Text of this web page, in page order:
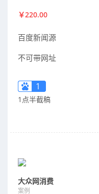
￥220.00
百度新闻源
不可带网址
1
1点半截稿
大众网消费
案例